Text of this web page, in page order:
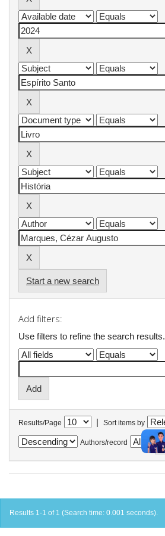
Start a new search
Add filters:
Use filters to refine the search results.
Results/Page | Sort items by
Authors/record
Results 1-1 of 1 (Search time: 0.001 seconds).